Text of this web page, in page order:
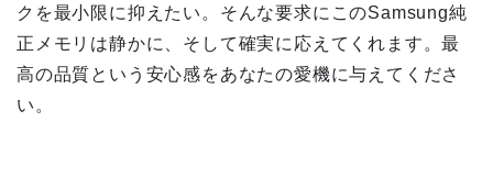
クを最小限に抑えたい。そんな要求にこのSamsung純
正メモリは静かに、そして確実に応えてくれます。最
高の品質という安心感をあなたの愛機に与えてくださ
い。